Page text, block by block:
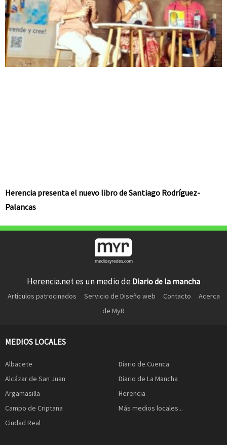
Herencia presenta el nuevo libro de Santiago Rodríguez-
Palancas
Herencia.net es un medio de Diario de la mancha
Artículos patrocinados Servicio de Diseño web Contacto
Acerca
de MyR
MEDIOS LOCALES
Albacete
Alcázar de San Juan
Argamasilla
Campo de Criptana
Ciudad Real
Diario de Cuenca
Diario de La Mancha
Herencia
Más medios locales...